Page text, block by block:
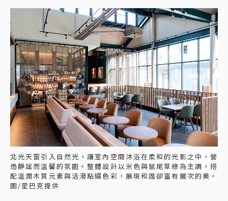
北光天窗引入自然光，讓室內空間沐浴在柔和的光影之中，營
造靜謐而溫馨的氛圍。整體設計以米色與鼠尾草綠為主調，搭
配溫潤木質元素與活潑點綴色彩，展現和諧卻富有層次的美。
圖/星巴克提供